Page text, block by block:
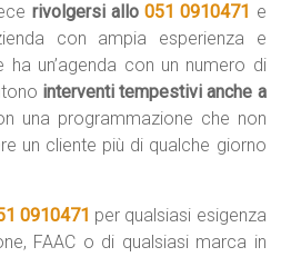
rivolgersi allo051 0910471 e
con ampia esperienza e
ha un’agenda con un numero di
interventi tempestivi anche a
una programmazione che non
un cliente più di qualche giorno
0910471 per qualsiasi esigenza
FAAC o di qualsiasi marca in